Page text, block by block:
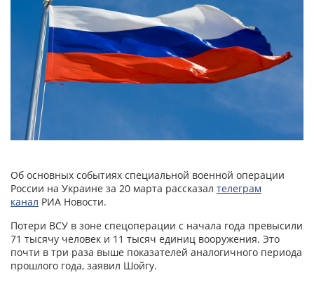
Об основных событиях специальной военной операции
России на Украине за 20 марта рассказал телеграм
канал РИА Новости.
Потери ВСУ в зоне спецоперации с начала года превысили
71 тысячу человек и 11 тысяч единиц вооружения. Это
почти в три раза выше показателей аналогичного периода
прошлого года, заявил Шойгу.